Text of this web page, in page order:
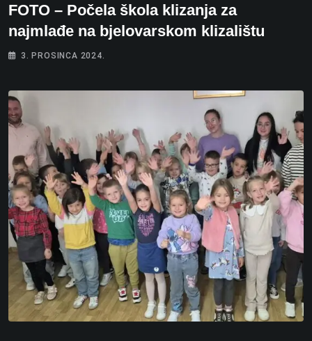
FOTO – Počela škola klizanja za
najmlađe na bjelovarskom klizalištu
3. PROSINCA 2024.